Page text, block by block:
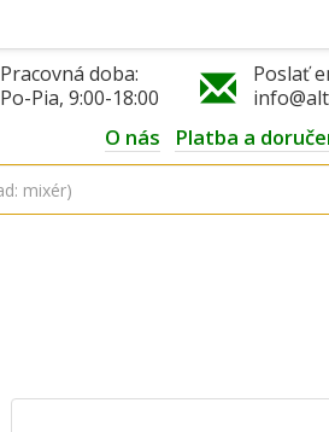
Pracovná doba:
Po-Pia, 9:00-18:00
Poslať
O nás Platba a